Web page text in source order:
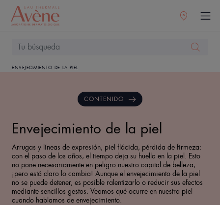
ENVEJECIMIENTO DE LA PIEL
CONTENIDO
Envejecimiento de la piel
Arrugas y líneas de expresión, piel flácida, pérdida de firmeza:
con el paso de los años, el tiempo deja su huella en la piel. Esto
no pone necesariamente en peligro nuestro capital de belleza,
¡pero está claro lo cambia! Aunque el envejecimiento de la piel
no se puede detener, es posible ralentizarlo o reducir sus efectos
mediante sencillos gestos. Veamos qué ocurre en nuestra piel
cuando hablamos de envejecimiento.